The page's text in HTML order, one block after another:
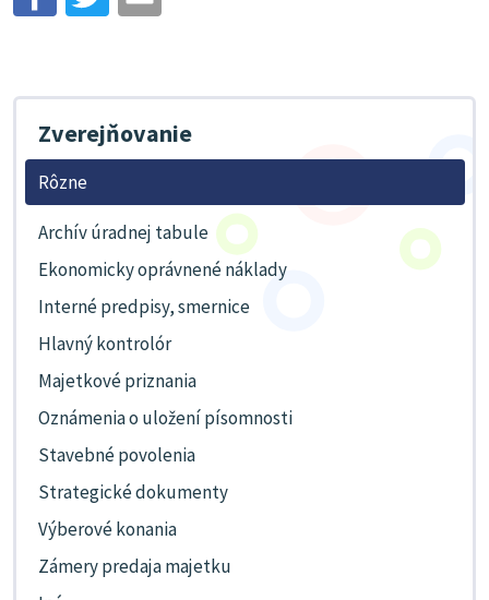
Zverejňovanie
Rôzne
Archív úradnej tabule
Ekonomicky oprávnené náklady
Interné predpisy, smernice
Hlavný kontrolór
Majetkové priznania
Oznámenia o uložení písomnosti
Stavebné povolenia
Strategické dokumenty
Výberové konania
Zámery predaja majetku